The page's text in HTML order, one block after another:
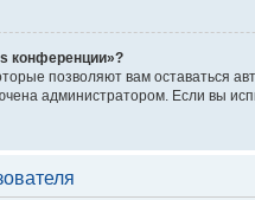
конференции»?
позволяют вам оставаться
администратором. Если вы